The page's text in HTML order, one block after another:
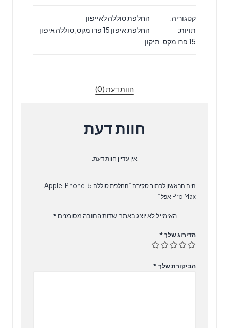
Apple
iPhone
15
קטגוריה:
החלפת סוללה לאייפון
תויות:
החלפת איפון 15 פרו מקס
סוללה איפון
15 פרו מקס
תיקון
חוות דעת (0)
חוות דעת
אין עדיין חוות דעת.
היה הראשון לכתוב סקירה “‏החלפת סוללה Apple iPhone 15
Pro Max אפל”
האימייל לא יוצג באתר. שדות החובה מסומנים *
הדירוג שלך *
הביקורת שלך *